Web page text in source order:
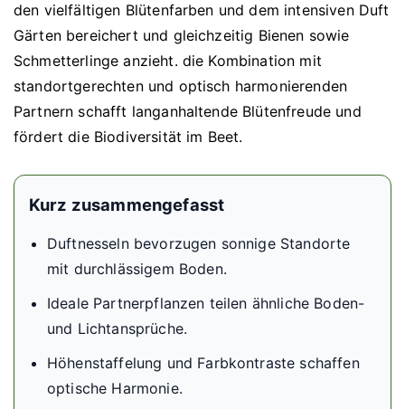
den vielfältigen Blütenfarben und dem intensiven Duft
Gärten bereichert und gleichzeitig Bienen sowie
Schmetterlinge anzieht. die Kombination mit
standortgerechten und optisch harmonierenden
Partnern schafft langanhaltende Blütenfreude und
fördert die Biodiversität im Beet.
Kurz zusammengefasst
Duftnesseln bevorzugen sonnige Standorte
mit durchlässigem Boden.
Ideale Partnerpflanzen teilen ähnliche Boden-
und Lichtansprüche.
Höhenstaffelung und Farbkontraste schaffen
optische Harmonie.